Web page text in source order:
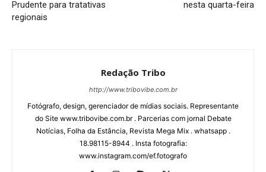
Prudente para tratativas
regionais
nesta quarta-feira
Redação Tribo
http://www.tribovibe.com.br
Fotógrafo, design, gerenciador de mídias sociais. Representante
do Site www.tribovibe.com.br . Parcerias com jornal Debate
Notícias, Folha da Estância, Revista Mega Mix . whatsapp .
18.98115-8944 . Insta fotografia:
www.instagram.com/ef.fotografo